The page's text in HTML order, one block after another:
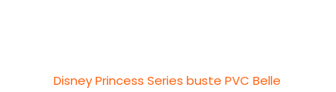
Disney Princess Series buste PVC Belle